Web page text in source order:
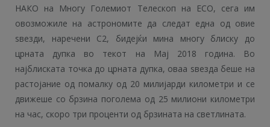
НАКО на Многу Големиот Телескоп на ЕСО, сега им
овозможиле на астрономите да следат една од овие
ѕвезди, наречени С2, бидејќи мина многу блиску до
црната дупка во текот на Мај 2018 година. Во
најблиската точка до црната дупка, оваа ѕвезда беше на
растојание од помалку од 20 милијарди километри и се
движеше со брзина поголема од 25 милиони километри
на час, скоро три проценти од брзината на светлината.